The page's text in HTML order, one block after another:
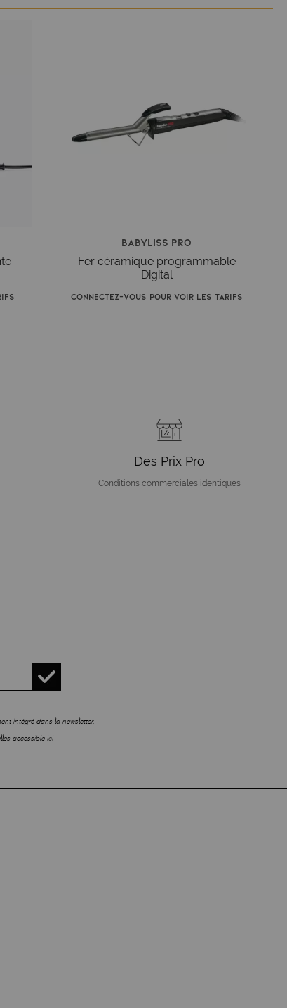
Babyliss Pro
Fer céramique programmable
Digital
Connectez-vous pour voir les tarifs
Des Prix Pro
Conditions commerciales identiques
intégré dans la newsletter.
accessibleici